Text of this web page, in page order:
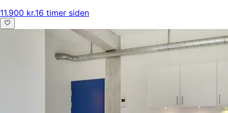
11.900 kr.16 timer siden